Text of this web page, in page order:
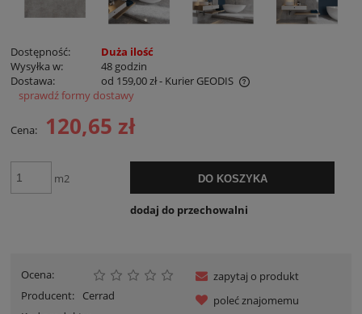
Dostępność:
Duża ilość
Wysyłka w:
48 godzin
Dostawa:
od 159,00 zł- Kurier GEODIS
Cena nie zawiera ewentualnych kosztów płatności
sprawdź formy dostawy
Cena: 120,65 zł
m2 DO KOSZYKA
dodaj do przechowalni
Ocena:
Producent:
Cerrad
zapytaj o produkt
poleć znajomemu